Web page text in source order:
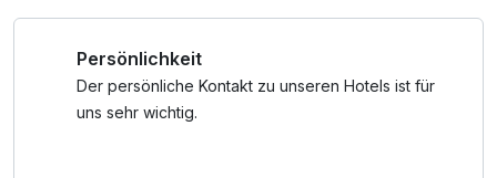
Persönlichkeit
Der persönliche Kontakt zu unseren Hotels ist für
uns sehr wichtig.